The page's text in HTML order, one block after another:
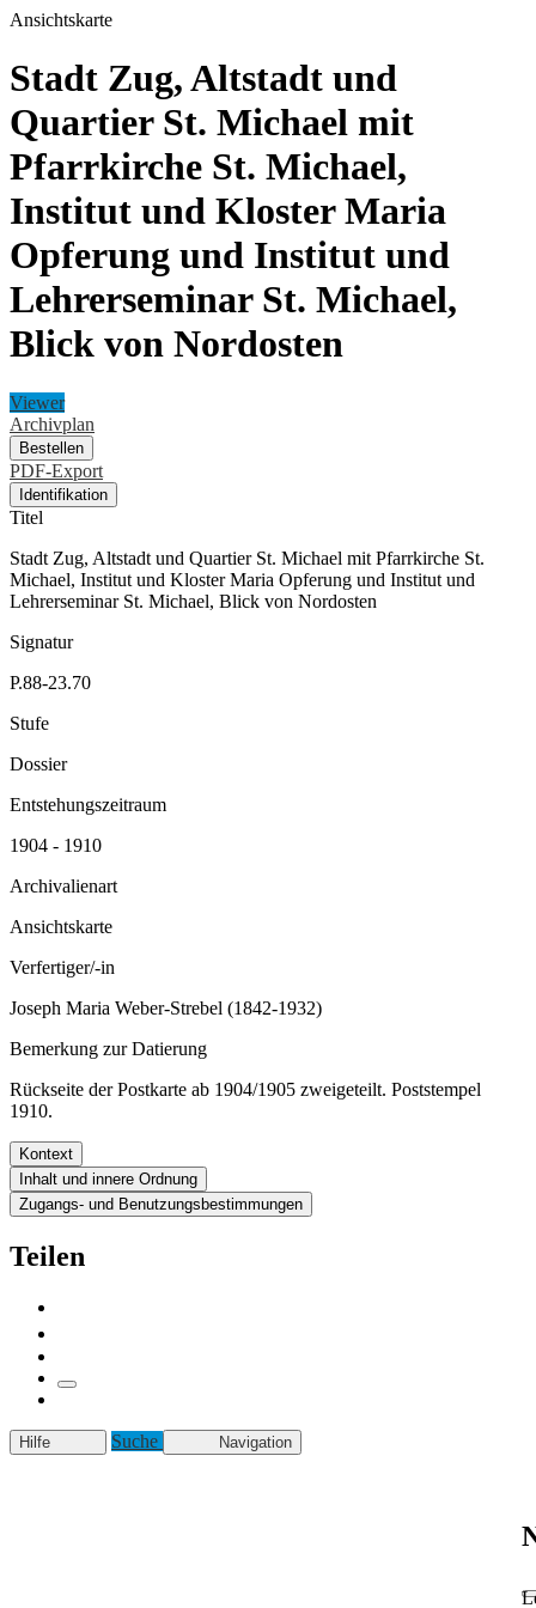
Ansichtskarte
Stadt Zug, Altstadt und
Quartier St. Michael mit
Pfarrkirche St. Michael,
Institut und Kloster Maria
Opferung und Institut und
Lehrerseminar St. Michael,
Blick von Nordosten
Viewer
Archivplan
Bestellen
PDF-Export
Identifikation
Titel
Stadt Zug, Altstadt und Quartier St. Michael mit Pfarrkirche St.
Michael, Institut und Kloster Maria Opferung und Institut und
Lehrerseminar St. Michael, Blick von Nordosten
Signatur
P.88-23.70
Stufe
Dossier
Entstehungszeitraum
1904 - 1910
Archivalienart
Ansichtskarte
Verfertiger/-in
Joseph Maria Weber-Strebel (1842-1932)
Bemerkung zur Datierung
Rückseite der Postkarte ab 1904/1905 zweigeteilt. Poststempel
1910.
Kontext
Inhalt und innere Ordnung
Zugangs- und Benutzungsbestimmungen
Teilen
Hilfe Suche Navigation